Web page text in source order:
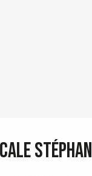
Stéphan